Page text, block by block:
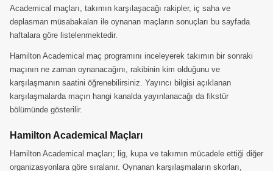
Academical maçları, takımın karşılaşacağı rakipler, iç saha ve
deplasman müsabakaları ile oynanan maçların sonuçları bu sayfada
haftalara göre listelenmektedir.
Hamilton Academical maç programını inceleyerek takımın bir sonraki
maçının ne zaman oynanacağını, rakibinin kim olduğunu ve
karşılaşmanın saatini öğrenebilirsiniz. Yayıncı bilgisi açıklanan
karşılaşmalarda maçın hangi kanalda yayınlanacağı da fikstür
bölümünde gösterilir.
Hamilton Academical Maçları
Hamilton Academical maçları; lig, kupa ve takımın mücadele ettiği diğer
organizasyonlara göre sıralanır. Oynanan karşılaşmaların skorları,